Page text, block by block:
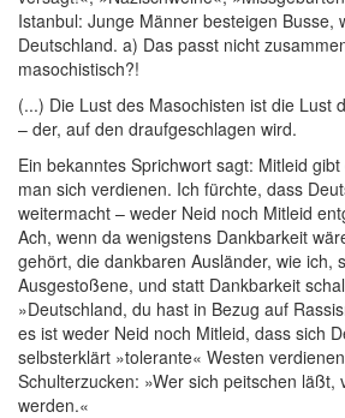
Istanbul: Junge Männer besteigen Busse,
Deutschland. a) Das passt nicht
masochistisch?!
(...) Die Lust des Masochisten ist die Lust
– der, auf den draufgeschlagen wird.
Ein bekanntes Sprichwort sagt: Mitleid
man sich verdienen. Ich fürchte, dass
weitermacht – weder Neid noch Mitleid
Ach, wenn da wenigstens Dankbarkeit
gehört, die dankbaren Ausländer, wie ich,
Ausgestoßene, und statt Dankbarkeit
»Deutschland, du hast in Bezug auf
es ist weder Neid noch Mitleid, dass sich
selbsterklärt »tolerante« Westen
Schulterzucken: »Wer sich peitschen läßt,
werden.«